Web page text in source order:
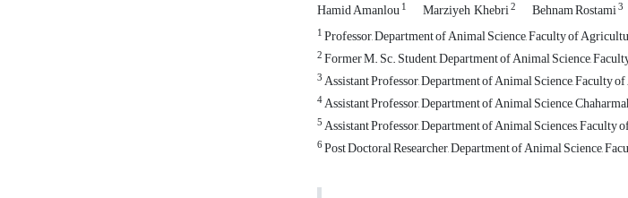
Hamid Amanlou1 Marziyeh ‎ Khebri2 Behnam Rostami3
1Professor, Department of Animal Science, Faculty of
2Former M. Sc. Student, Department of Animal Science,
3Assistant Professor, Department of Animal Science, Faculty
4
5Assistant Professor, Department of Animal Sciences,
6Post Doctoral Researcher, Department of Animal Science,